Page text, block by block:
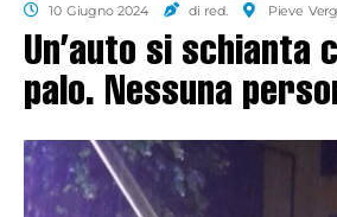
10 Giugno 2024 di red. Pieve
Un’auto si schianta
palo. Nessuna